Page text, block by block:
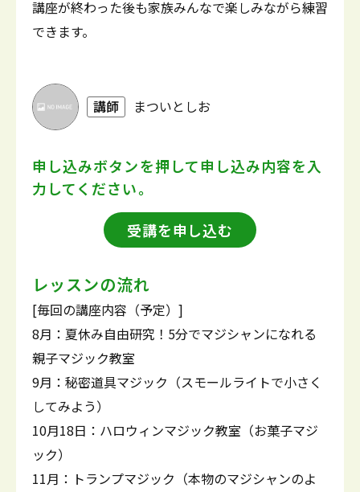
講座が終わった後も家族みんなで楽しみながら練習
できます。
講師 まついとしお
申し込みボタンを押して申し込み内容を入
力してください。
受講を申し込む
レッスンの流れ
[毎回の講座内容（予定）]
8月：夏休み自由研究！5分でマジシャンになれる
親子マジック教室
9月：秘密道具マジック（スモールライトで小さく
してみよう）
10月18日：ハロウィンマジック教室（お菓子マジ
ック）
11月：トランプマジック（本物のマジシャンのよ